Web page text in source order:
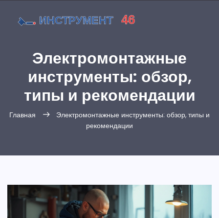
Электромонтажные
инструменты: обзор,
типы и рекомендации
Главная
Электромонтажные инструменты: обзор, типы и
рекомендации